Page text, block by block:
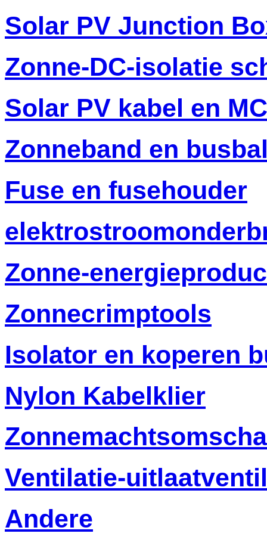
Solar PV Junction
Zonne-DC-isolatie
Solar PV kabel en
Zonneband en
Fuse en fusehouder
Zonne-
Zonnecrimptools
Isolator en koperen
Nylon Kabelklier
Ventilatie-
Andere